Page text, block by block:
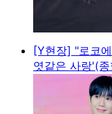
[Y현장] "로코
엿같은 사랑'(종